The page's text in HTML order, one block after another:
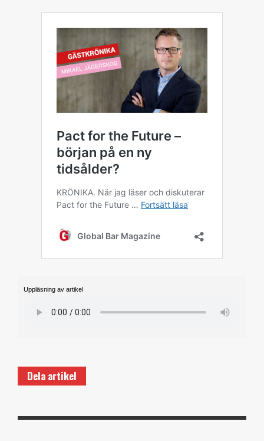
Uppläsning av artikel
Dela artikel